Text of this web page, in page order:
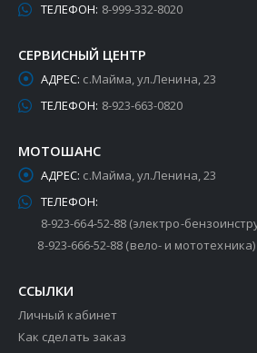
ТЕЛЕФОН: 8-999-332-8020
СЕРВИСНЫЙ ЦЕНТР
АДРЕС: с.Майма, ул.Ленина, 23
ТЕЛЕФОН: 8-923-663-0820
МОТОШАНС
АДРЕС: с.Майма, ул.Ленина, 23
ТЕЛЕФОН:
8-923-664-52-88 (электро-
8-923-666-52-88 (вело- и мототехника)
ССЫЛКИ
Личный кабинет
Как сделать заказ